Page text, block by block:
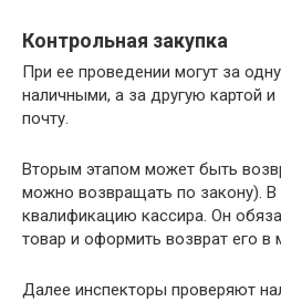
Контрольная закупка
При ее проведении могут за
наличными, а за другую картой и
почту.
Вторым этапом может быть
можно возвращать по закону). В
квалификацию кассира. Он
товар и оформить возврат его в
Далее инспекторы проверяют